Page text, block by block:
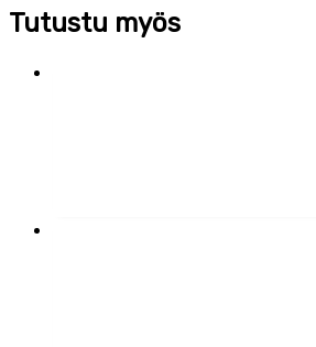
Tutustu myös